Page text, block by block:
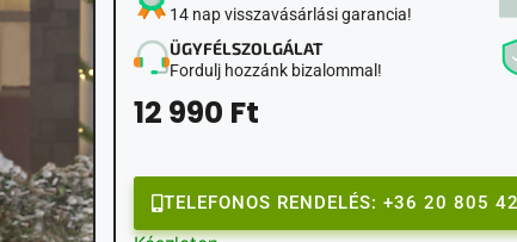
14 nap visszavásárlási garancia!
ÜGYFÉLSZOLGÁLAT
Fordulj hozzánk bizalommal!
12 990 Ft
TELEFONOS RENDELÉS: +36 20 805